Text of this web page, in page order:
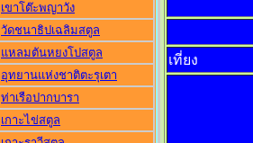
เขาโต๊ะพญาวัง
วัดชนาธิปเฉลิมสตูล
แหลมตันหยงโปสตูล
อุทยานแห่งชาติตะรุเตา
ท่าเรือปากบารา
เกาะไข่สตูล
เที่ยง